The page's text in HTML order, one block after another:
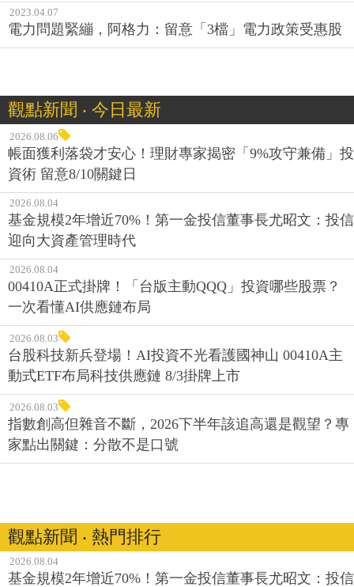
2023.04.07
電力問題緊繃，阿格力：留意「3檔」電力政策受惠股
觀點新聞 ‧ 今日最新
2026.08.06
帳面獲利落袋才安心！理財專家揭密「9%攻守兼備」投
資術 留意8/10關鍵日
2026.08.04
基金規模2年增近70%！第一金投信董事長尤昭文：投信
迎向大資產管理時代
2026.08.04
00410A正式掛牌！「台版主動QQQ」投資哪些股票？
一次看懂AI供應鏈布局
2026.08.03
台股科技新兵登場！AI投資不光看護國神山 00410A主
動式ETF布局科技供應鏈 8/3掛牌上市
2026.08.03
指數創高但雜音不斷，2026下半年該追高還是觀望？專
家點出關鍵：分散不是口號
觀點新聞 ‧ 熱門排行
2026.08.04
基金規模2年增近70%！第一金投信董事長尤昭文：投信